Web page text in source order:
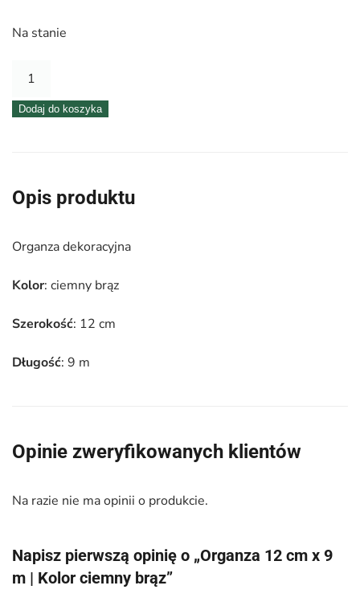
Na stanie
ilość
12
m
Kolor
brąz
Dodaj do koszyka
Opis produktu
Organza dekoracyjna
Kolor: ciemny brąz
Szerokość: 12 cm
Długość: 9 m
Opinie zweryfikowanych klientów
Na razie nie ma opinii o produkcie.
Napisz pierwszą opinię o „Organza 12 cm x 9
m | Kolor ciemny brąz”